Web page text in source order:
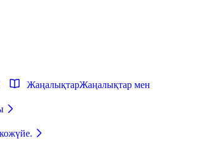
ЖаңалықтарЖаңалықтар мен